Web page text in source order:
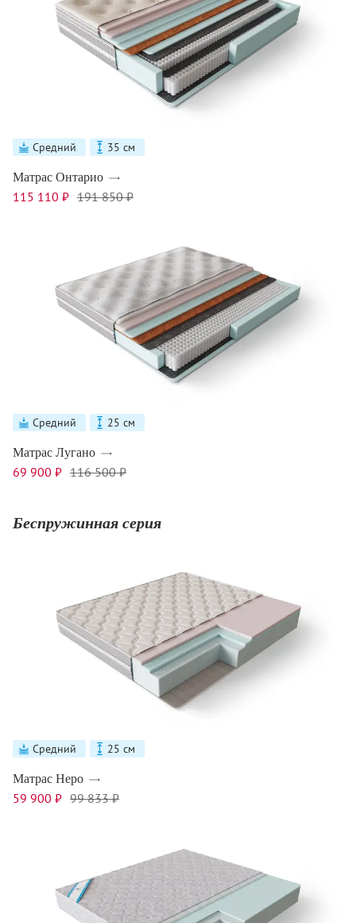
Средний 35 см
Матрас Онтарио
115 110 ₽ 191 850 ₽
Средний 25 см
Матрас Лугано
69 900 ₽ 116 500 ₽
Беспружинная серия
Средний 25 см
Матрас Неро
59 900 ₽ 99 833 ₽